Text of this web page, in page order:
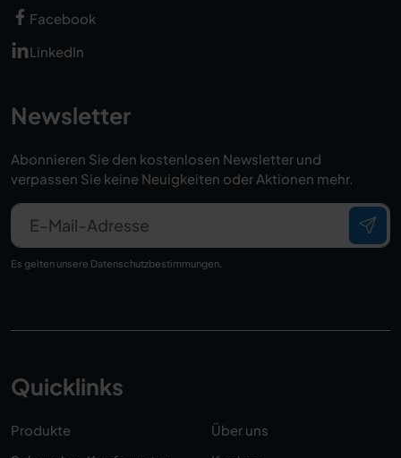
Facebook
LinkedIn
Newsletter
Abonnieren Sie den kostenlosen Newsletter und
verpassen Sie keine Neuigkeiten oder Aktionen mehr.
E-Mail-Adresse
Es gelten unsere Datenschutzbestimmungen
Quicklinks
Produkte
Über uns